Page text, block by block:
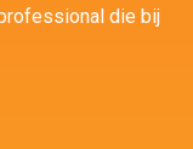
die bij